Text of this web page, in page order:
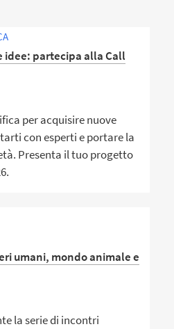
idee: partecipa alla Call
per acquisire nuove
con esperti e portare la
Presenta il tuo progetto
umani, mondo animale e
la serie di incontri